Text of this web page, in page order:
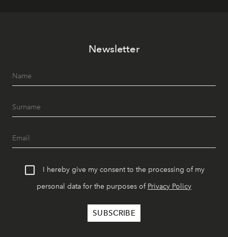
Newsletter
I hereby give my consent to the processing of my
personal data for the purposes of Privacy Policy